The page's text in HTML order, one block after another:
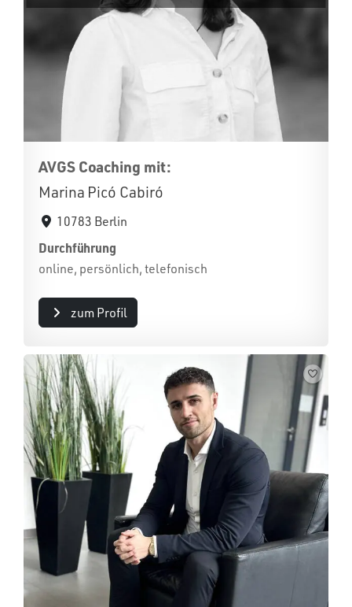
AVGS Coaching mit:
Marina Picó Cabiró
10783 Berlin
Durchführung
online, persönlich, telefonisch
zum Profil